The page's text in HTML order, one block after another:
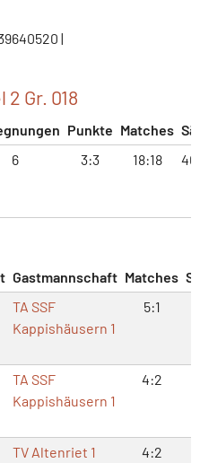
|
Gr. 018
Punkte Matches
6 3:3 18:18
Gastmannschaft Matches
TA SSF
Kappishäusern 1
5:1
TA SSF
Kappishäusern 1
4:2
TV Altenriet 1 4:2